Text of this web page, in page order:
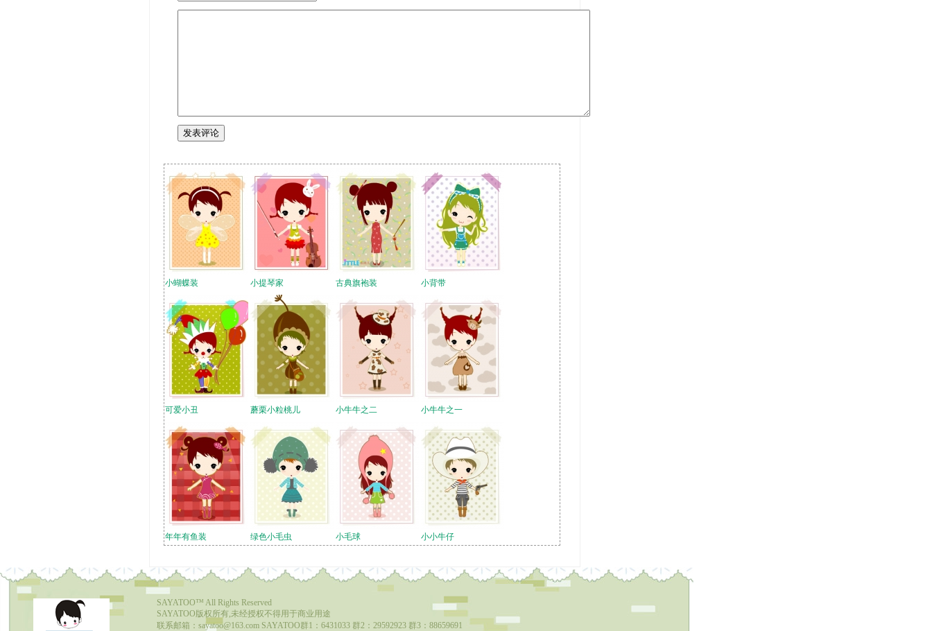
小蝴蝶装 小提琴家 古典旗袍装 小背带
可爱小丑 蘑栗小粒桃儿 小牛牛之二 小牛牛之一
年年有鱼装 绿色小毛虫 小毛球 小小牛仔
SAYATOO™ All Rights Reserved
SAYATOO版权所有,未经授权不得用于商业用途
联系邮箱：sayatoo@163.com SAYATOO群1：6431033 群2：29592923 群3：88659691